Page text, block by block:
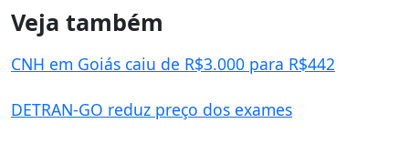
Veja também
CNH em Goiás caiu de R$3.000 para R$442
DETRAN-GO reduz preço dos exames